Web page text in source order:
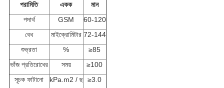
পরামিতি একক
মান
পদার্থ
GSM
60-120
বেধ
মাইক্রোমিটার 72-144
শুভ্রতা
%
≥85
ভাঁজ প্রতিরোধের
সময়
≥100
সূচক ফাটানো
kPa.m2 / ছ ≥3.0